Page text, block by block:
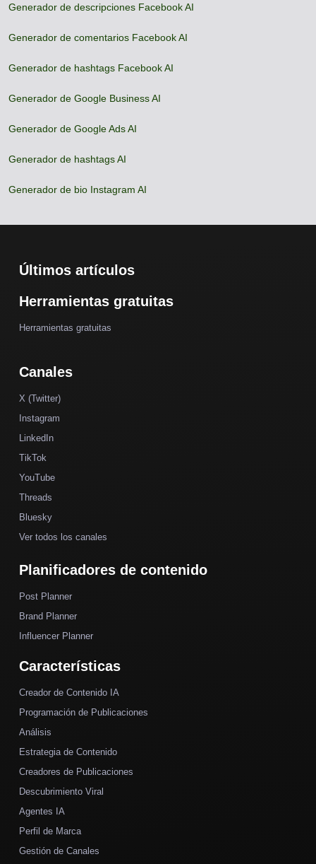
Generador de descripciones Facebook AI
Generador de comentarios Facebook AI
Generador de hashtags Facebook AI
Generador de Google Business AI
Generador de Google Ads AI
Generador de hashtags AI
Generador de bio Instagram AI
Últimos artículos
Herramientas gratuitas
Herramientas gratuitas
Canales
X (Twitter)
Instagram
LinkedIn
TikTok
YouTube
Threads
Bluesky
Ver todos los canales
Planificadores de contenido
Post Planner
Brand Planner
Influencer Planner
Características
Creador de Contenido IA
Programación de Publicaciones
Análisis
Estrategia de Contenido
Creadores de Publicaciones
Descubrimiento Viral
Agentes IA
Perfil de Marca
Gestión de Canales